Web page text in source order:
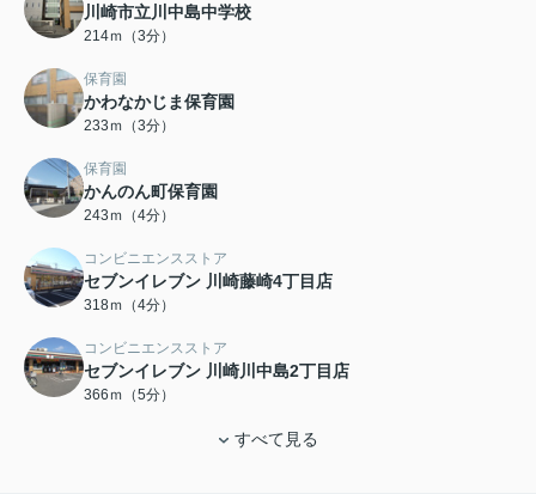
川崎市立川中島中学校
214ｍ（3分）
保育園
かわなかじま保育園
233ｍ（3分）
保育園
かんのん町保育園
243ｍ（4分）
コンビニエンスストア
セブンイレブン 川崎藤崎4丁目店
318ｍ（4分）
コンビニエンスストア
セブンイレブン 川崎川中島2丁目店
366ｍ（5分）
すべて見る